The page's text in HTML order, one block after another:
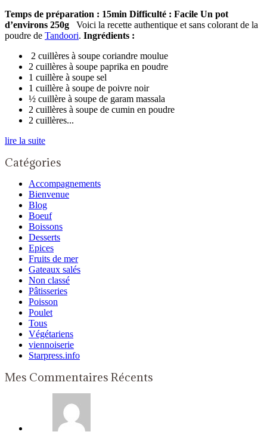
Temps de préparation : 15min Difficulté : Facile Un pot
d’environs 250g Voici la recette authentique et sans colorant de la
poudre de Tandoori. Ingrédients :
2 cuillères à soupe coriandre moulue
2 cuillères à soupe paprika en poudre
1 cuillère à soupe sel
1 cuillère à soupe de poivre noir
½ cuillère à soupe de garam massala
2 cuillères à soupe de cumin en poudre
2 cuillères...
lire la suite
Catégories
Accompagnements
Bienvenue
Blog
Boeuf
Boissons
Desserts
Epices
Fruits de mer
Gateaux salés
Non classé
Pâtisseries
Poisson
Poulet
Tous
Végétariens
viennoiserie
Starpress.info
Mes Commentaires Récents